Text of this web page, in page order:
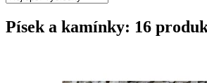
Písek a kamínky: 16